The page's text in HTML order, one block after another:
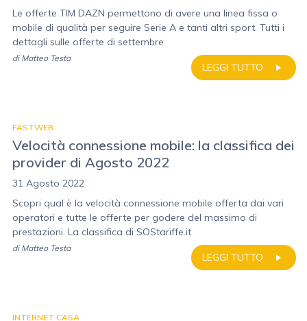
Le offerte TIM DAZN permettono di avere una linea fissa o
mobile di qualità per seguire Serie A e tanti altri sport. Tutti i
dettagli sulle offerte di settembre
LEGGI TUTTO
di Matteo Testa
FASTWEB
Velocità connessione mobile: la classifica dei
provider di Agosto 2022
31 Agosto 2022
Scopri qual è la velocità connessione mobile offerta dai vari
operatori e tutte le offerte per godere del massimo di
prestazioni. La classifica di SOStariffe.it
LEGGI TUTTO
di Matteo Testa
INTERNET CASA